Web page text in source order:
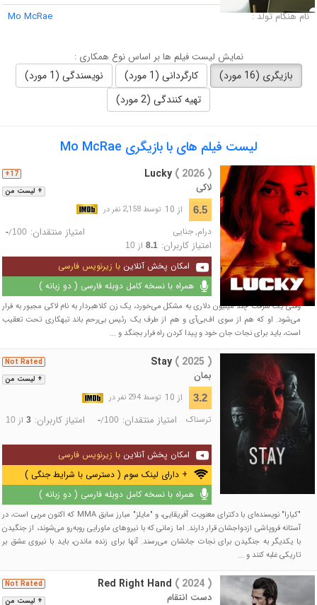
نام هنگام تولد :
Mo McRae
نمایش لیست فیلم ها بر اساس نوع همکاری :
بازیگری (16 مورد) کارگردانی (1 مورد)
نویسندگی (1 مورد)
تهیه کنندگی (2 مورد)
لیست فیلم های با بازیگری Mo McRae
+ لیست من
17+ Lucky ( 2026 )
لاکی
6.5 از 10 توسط 2,158 نفر در
درام,جنایی امتیاز منتقدان: -/100
امتیاز کاربران: 8.1از 10
امکان پخش آنلاین با زیرنویس فارسی
همراه با نسخه کامل دوبله فارسی ( دو زبانه )
وقتی یک سرقت چند میلیون دلاری به مشکل می‌خورد، یک زن کلاهبردار به نام لاکی مجبور به فرار
می‌شود. او که هم از سوی اف‌بی‌آی و هم از طرف یک رئیس بی‌رحم باند تبهکاری تحت تعقیب
است، باید برای نجات جان خود و پیدا کردن راه فرار بجنگد و ...
+ لیست من
Not Rated Stay ( 2025 )
بمان
3.2 از 10 توسط 294 نفر در
ترسناک امتیاز منتقدان: -/100 امتیاز کاربران: 3از 10
امکان پخش آنلاین با زیرنویس فارسی
+ دارای لینک سوم ( دسترسی با شرایط جنگی )
همراه با نسخه کامل دوبله فارسی ( دو زبانه )
"کیارا" نویسنده‌ای با دکترای معنویت آفریقایی، و "مایلز" مبارز سابق MMA که اکنون مربی است، در
آستانه فروپاشی ازدواجشان قرار دارند. اما زمانی که با نیروهای ماورایی روبه‌رو می‌شوند، از جنگیدن
با یکدیگر به جنگیدن برای نجات جانشان می‌رسند. آنها برای زنده ماندن، باید با نیروی عشق بر
تاریکی غلبه کنند و ...
+ لیست من
Not Rated Red Right Hand ( 2024 )
دست انتقام